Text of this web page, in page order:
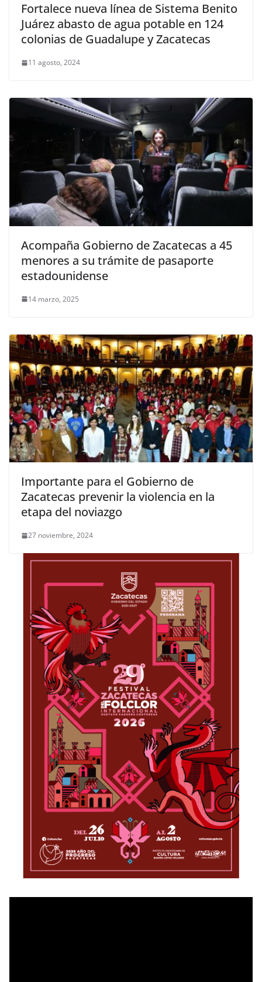
Fortalece nueva línea de Sistema Benito
Juárez abasto de agua potable en 124
colonias de Guadalupe y Zacatecas
11 agosto, 2024
Acompaña Gobierno de Zacatecas a 45
menores a su trámite de pasaporte
estadounidense
14 marzo, 2025
Importante para el Gobierno de
Zacatecas prevenir la violencia en la
etapa del noviazgo
27 noviembre, 2024